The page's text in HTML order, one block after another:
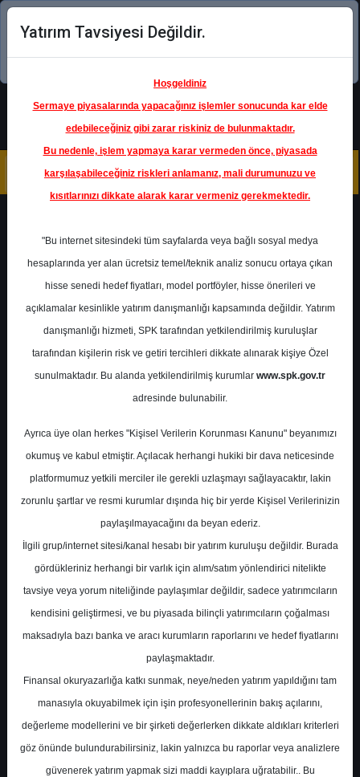
Şimdi uygulamayı indirin!
KOTON- KOTON MAĞAZACILIK
TEKSTİL SANAYİ VE TİCARET
Hedef Fiyat 27.00 ₺
Getiri
%0.00
0 0
En Yüksek Tahmin
Ortalama Fiyat Tahmini 25,50 ₺
Ortalama Getiri Potansiyeli %101.93
Kurum Sayısı
5
Yatırım Tavsiyesi Değildir.
Hoşgeldiniz
Sermaye piyasalarında yapacağınız işlemler sonucunda kar elde
edebileceğiniz gibi zarar riskiniz de bulunmaktadır.
Bu nedenle, işlem yapmaya karar vermeden önce, piyasada
karşılaşabileceğiniz riskleri anlamanız, mali durumunuzu ve
kısıtlarınızı dikkate alarak karar vermeniz gerekmektedir.
"Bu internet sitesindeki tüm sayfalarda veya bağlı sosyal medya
hesaplarında yer alan ücretsiz temel/teknik analiz sonucu ortaya çıkan
hisse senedi hedef fiyatları, model portföyler, hisse önerileri ve
açıklamalar kesinlikle yatırım danışmanlığı kapsamında değildir. Yatırım
danışmanlığı hizmeti, SPK tarafından yetkilendirilmiş kuruluşlar
tarafından kişilerin risk ve getiri tercihleri dikkate alınarak kişiye Özel
sunulmaktadır. Bu alanda yetkilendirilmiş kurumlar www.spk.gov.tr
adresinde bulunabilir.
Ayrıca üye olan herkes "Kişisel Verilerin Korunması Kanunu" beyanımızı
okumuş ve kabul etmiştir. Açılacak herhangi hukiki bir dava neticesinde
platformumuz yetkili merciler ile gerekli uzlaşmayı sağlayacaktır, lakin
zorunlu şartlar ve resmi kurumlar dışında hiç bir yerde Kişisel Verilerinizin
paylaşılmayacağını da beyan ederiz.
İlgili grup/internet sitesi/kanal hesabı bir yatırım kuruluşu değildir. Burada
gördükleriniz herhangi bir varlık için alım/satım yönlendirici nitelikte
tavsiye veya yorum niteliğinde paylaşımlar değildir, sadece yatırımcıların
kendisini geliştirmesi, ve bu piyasada bilinçli yatırımcıların çoğalması
maksadıyla bazı banka ve aracı kurumların raporlarını ve hedef fiyatlarını
paylaşmaktadır.
Finansal okuryazarlığa katkı sunmak, neye/neden yatırım yapıldığını tam
manasıyla okuyabilmek için işin profesyonellerinin bakış açılarını,
değerleme modellerini ve bir şirketi değerlerken dikkate aldıkları kriterleri
göz önünde bulundurabilirsiniz, lakin yalnızca bu raporlar veya analizlere
güvenerek yatırım yapmak sizi maddi kayıplara uğratabilir.. Bu